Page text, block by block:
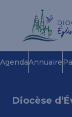
AgendaAnnuaire
Diocèse